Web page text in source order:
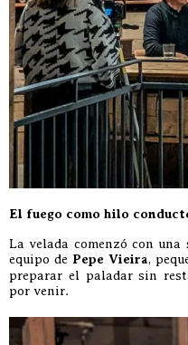
El fuego como hilo
La velada comenzó con
equipo de Pepe Vieira,
preparar el paladar sin
por venir.